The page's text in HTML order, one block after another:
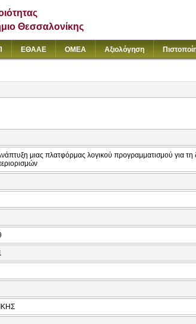
Θεσσαλονίκης
ΕΘΑΑΕ ΟΜΕΑ Αξιολόγηση
μιας πλατφόρμας λογικού προγραμματισμού για